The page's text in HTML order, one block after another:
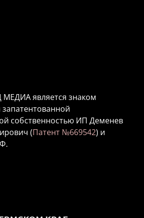
является знаком
собственностью ИП Деменев
(Патент №669542) и